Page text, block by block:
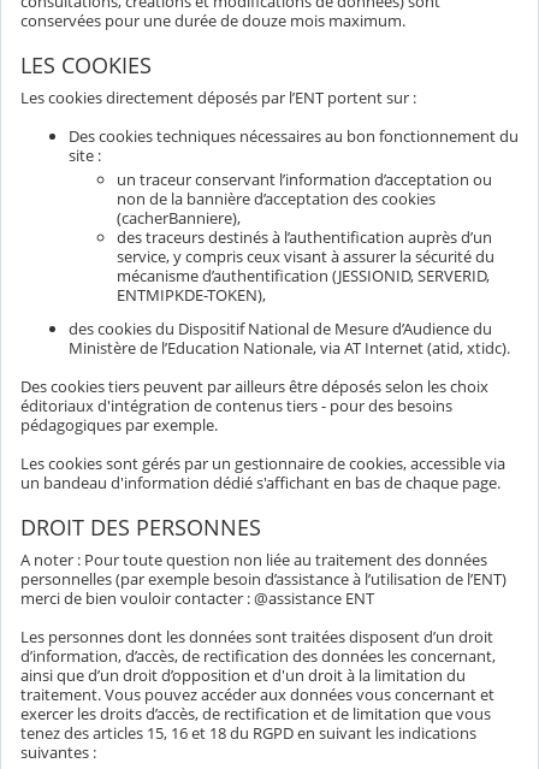
conservées pour une durée de douze mois maximum.
LES COOKIES
Les cookies directement déposés par l’ENT portent sur :
Des cookies techniques nécessaires au bon fonctionnement du
site :
un traceur conservant l’information d’acceptation ou
non de la bannière d’acceptation des cookies
(cacherBanniere),
des traceurs destinés à l’authentification auprès d’un
service, y compris ceux visant à assurer la sécurité du
mécanisme d’authentification (JESSIONID, SERVERID,
ENTMIPKDE-TOKEN),
des cookies du Dispositif National de Mesure d’Audience du
Ministère de l’Education Nationale, via AT Internet (atid, xtidc).
Des cookies tiers peuvent par ailleurs être déposés selon les choix
éditoriaux d'intégration de contenus tiers - pour des besoins
pédagogiques par exemple.
Les cookies sont gérés par un gestionnaire de cookies, accessible via
un bandeau d'information dédié s'affichant en bas de chaque page.
DROIT DES PERSONNES
A noter : Pour toute question non liée au traitement des données
personnelles (par exemple besoin d’assistance à l’utilisation de l’ENT)
merci de bien vouloir contacter : @assistance ENT
Les personnes dont les données sont traitées disposent d’un droit
d’information, d’accès, de rectification des données les concernant,
ainsi que d’un droit d’opposition et d'un droit à la limitation du
traitement. Vous pouvez accéder aux données vous concernant et
exercer les droits d’accès, de rectification et de limitation que vous
tenez des articles 15, 16 et 18 du RGPD en suivant les indications
suivantes :